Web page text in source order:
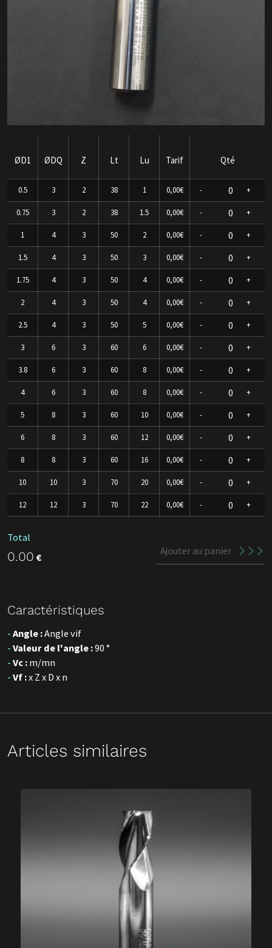
ØD1 ØDQ Z Lt Lu Tarif Qté
0.5 3 2 38 1 0,00€ - +
0.75 3 2 38 1.5 0,00€ - +
1 4 3 50 2 0,00€ - +
1.5 4 3 50 3 0,00€ - +
1.75 4 3 50 4 0,00€ - +
2 4 3 50 4 0,00€ - +
2.5 4 3 50 5 0,00€ - +
3 6 3 60 6 0,00€ - +
3.8 6 3 60 8 0,00€ - +
4 6 3 60 8 0,00€ - +
5 8 3 60 10 0,00€ - +
6 8 3 60 12 0,00€ - +
8 8 3 60 16 0,00€ - +
10 10 3 70 20 0,00€ - +
12 12 3 70 22 0,00€ - +
Total
0.00 €
Ajouter au panier
Caractéristiques
Angle :Angle vif
Valeur de l'angle :90 °
Vc : m/mn
Vf :x Z x D x n
Articles similaires